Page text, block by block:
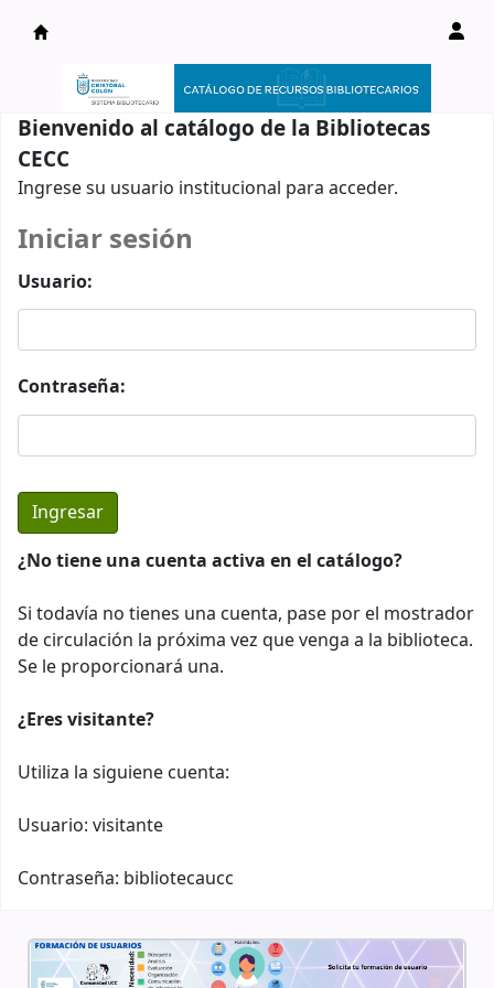
Catálogo en línea
Bienvenido al catálogo de la Bibliotecas
CECC
Ingrese su usuario institucional para acceder.
Iniciar sesión
Usuario:
Contraseña:
¿No tiene una cuenta activa en el catálogo?
Si todavía no tienes una cuenta, pase por el mostrador
de circulación la próxima vez que venga a la biblioteca.
Se le proporcionará una.
¿Eres visitante?
Utiliza la siguiene cuenta:
Usuario: visitante
Contraseña: bibliotecaucc